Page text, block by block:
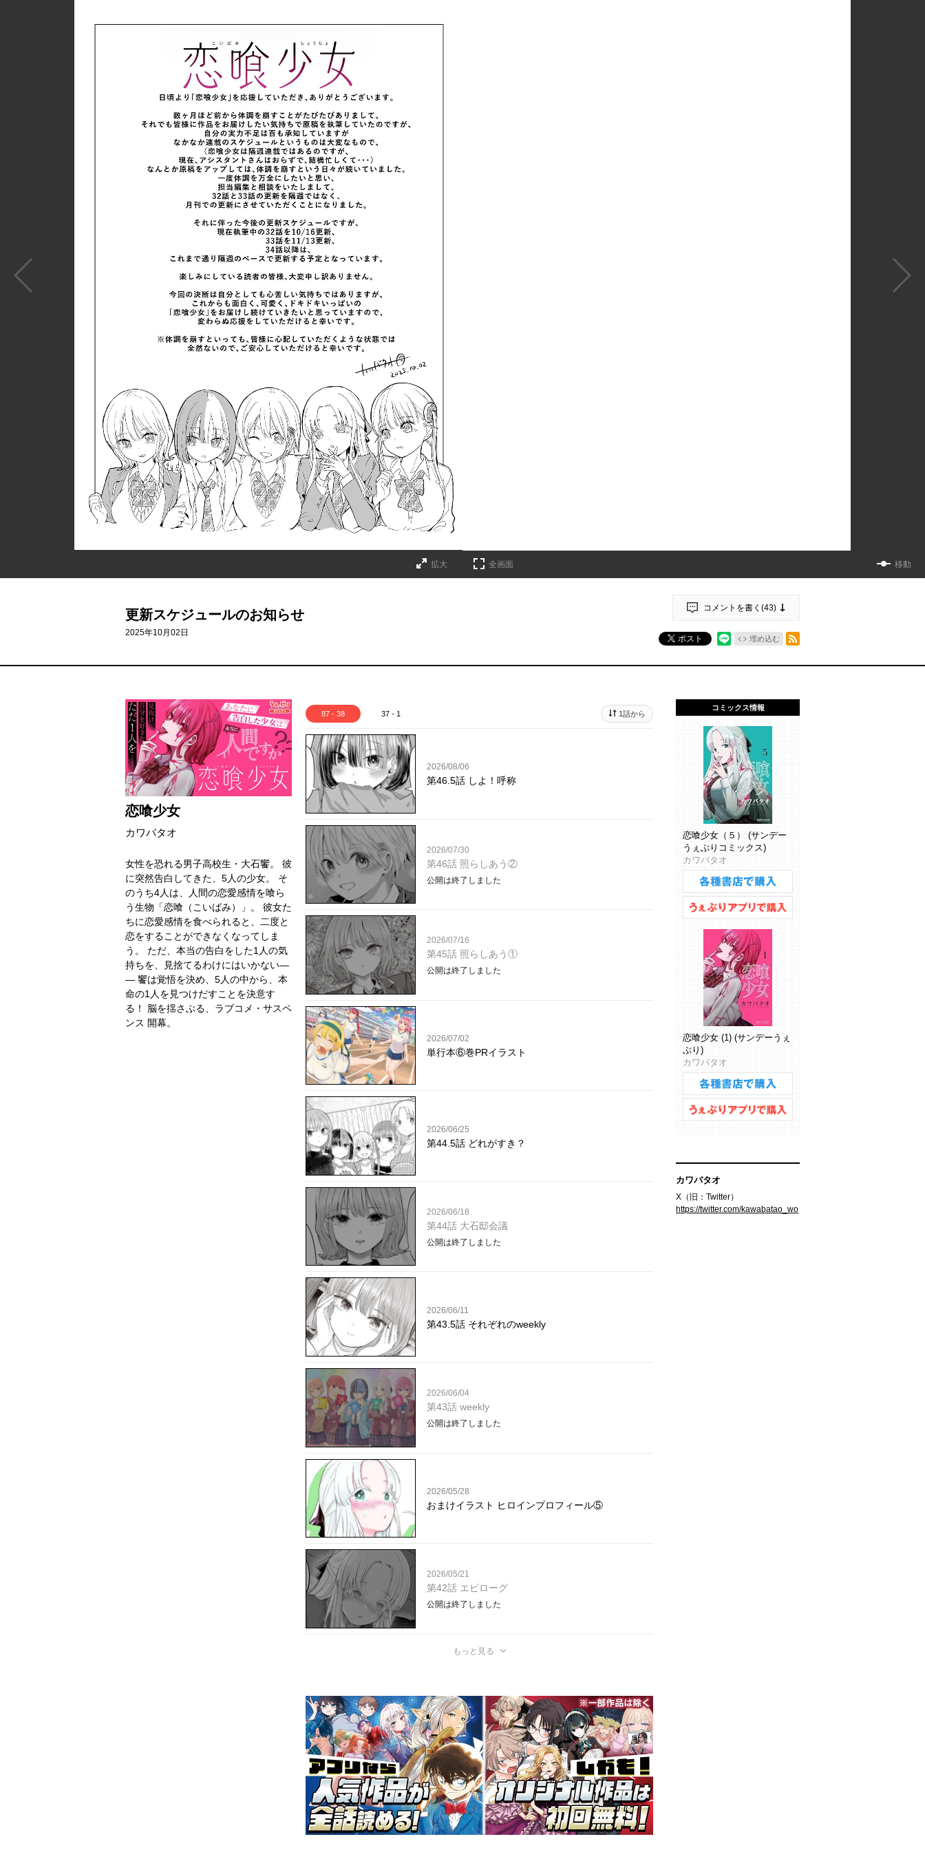
拡大 全画面 移動
更新スケジュールのお知らせ
2025年10月02日
コメントを書く(43)
ポスト 埋め込む
恋喰少女
カワバタオ
女性を恐れる男子高校生・大石饗。 彼
に突然告白してきた、5人の少女。 そ
のうち4人は、人間の恋愛感情を喰ら
う生物「恋喰（こいばみ）」。 彼女た
ちに恋愛感情を食べられると、二度と
恋をすることができなくなってしま
う。 ただ、本当の告白をした1人の気
持ちを、見捨てるわけにはいかない―
― 饗は覚悟を決め、5人の中から、本
命の1人を見つけだすことを決意す
る！ 脳を揺さぶる、ラブコメ・サスペ
ンス 開幕。
87 - 38 37 - 1 1話から
2026/08/06
第46.5話 しよ！呼称
2026/07/30
第46話 照らしあう②
公開は終了しました
2026/07/16
第45話 照らしあう①
公開は終了しました
2026/07/02
単行本⑥巻PRイラスト
2026/06/25
第44.5話 どれがすき？
2026/06/18
第44話 大石邸会議
公開は終了しました
2026/06/11
第43.5話 それぞれのweekly
2026/06/04
第43話 weekly
公開は終了しました
2026/05/28
おまけイラスト ヒロインプロフィール⑤
2026/05/21
第42話 エピローグ
公開は終了しました
もっと見る
コミックス情報
恋喰少女（５） (サンデー
うぇぶりコミックス)
カワバタオ
恋喰少女 (1) (サンデーうぇ
ぶり)
カワバタオ
カワバタオ
X（旧：Twitter）
https://twitter.com/kawabatao_wo